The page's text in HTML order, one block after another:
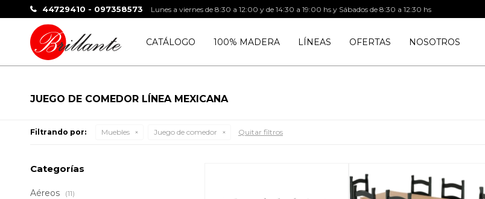
CATÁLOGO 100% MADERA LÍNEAS OFERTAS NOSOTROS
44729410 - 097358573 Lunes a viernes de 8:30 a 12:00 y de 14:30 a 19:00 hs y Sábados de 8:30 a 12:30 hs
JUEGO DE COMEDOR LÍNEA MEXICANA
Filtrando por: Muebles Juego de comedor Quitar filtros
Categorías
Aéreos (11)